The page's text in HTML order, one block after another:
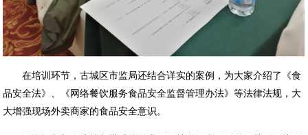
在培训环节，古城区市监局还结合详实的案例，为大家介绍了《食
品安全法》、《网络餐饮服务食品安全监督管理办法》等法律法规， 大
大增强现场外卖商家的食品安全意识。